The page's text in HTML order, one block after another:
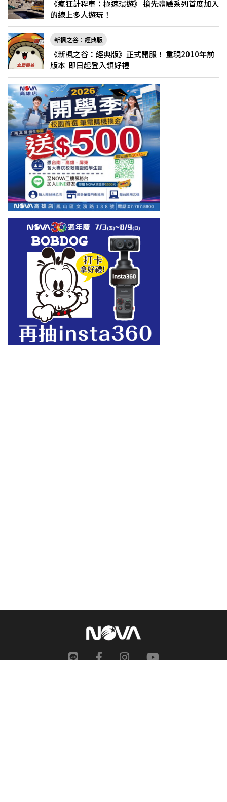
《瘋狂計程車：極速環遊》 搶先體驗系列首度加入
的線上多人遊玩！
新楓之谷：經典版
《新楓之谷：經典版》正式開服！ 重現2010年前
版本 即日起登入領好禮